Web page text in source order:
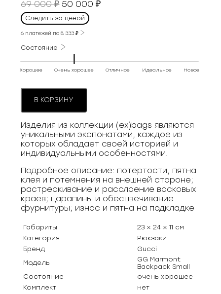
69 000₽ Первоначальная
цена
составляла
69
000 ₽.
50 000₽Текущая
Следить за ценой
6 платежей по8 333₽
Состояние
Хорошее Очень хорошее Отличное Идеальное Новое
В КОРЗИНУ
Изделия из коллекции (ex)bags являются
уникальными экспонатами, каждое из
которых обладает своей историей и
индивидуальными особенностями.
Подробное описание: потертости, пятна
клея и потемнения на внешней стороне;
растрескивание и расслоение восковых
краев; царапины и обесцвечивание
фурнитуры; износ и пятна на подкладке
Габариты
23 × 24 × 11 см
Категория
Рюкзаки
Бренд
Gucci
Модель
GG Marmont
Backpack Small
Состояние
очень хорошее
Комплект
нет